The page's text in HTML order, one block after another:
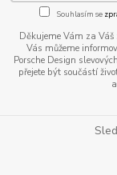
Souhlasím se
Děkujeme Vám za Váš
Vás můžeme
Porsche Design
přejete být součástí